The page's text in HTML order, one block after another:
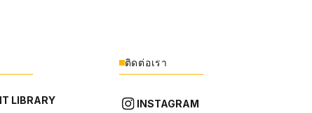
LIBRARY
ติดต่อเรา
INSTAGRAM